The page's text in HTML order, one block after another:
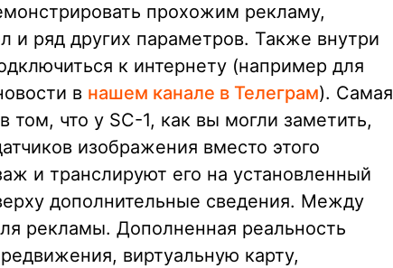
прохожим рекламу,
и ряд других параметров. Также внутри
к интернету (например для
в нашем канале в Телеграм). Самая
том, что у SC-1, как вы могли заметить,
изображения вместо этого
и транслируют его на установленный
дополнительные сведения. Между
рекламы. Дополненная реальность
виртуальную карту,